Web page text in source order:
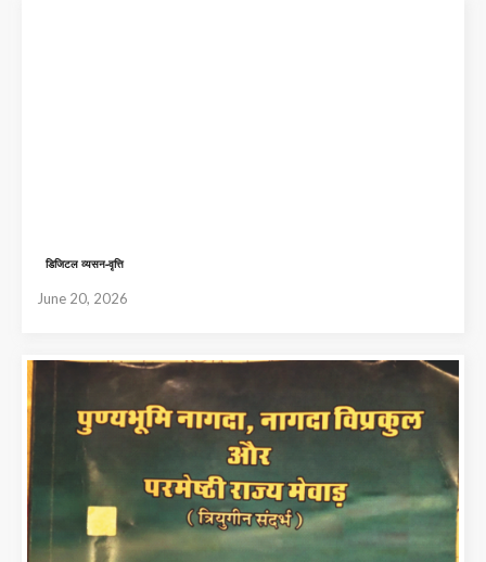
डिजिटल व्यसन-वृत्ति
June 20, 2026